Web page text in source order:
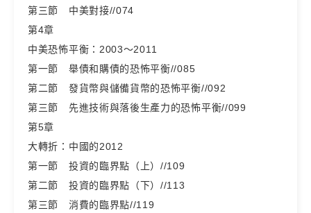
第三節 中美對接//074
第4章
中美恐怖平衡：2003～2011
第一節 舉債和購債的恐怖平衡//085
第二節 發貨幣與儲備貨幣的恐怖平衡//092
第三節 先進技術與落後生產力的恐怖平衡//099
第5章
大轉折：中國的2012
第一節 投資的臨界點（上）//109
第二節 投資的臨界點（下）//113
第三節 消費的臨界點//119